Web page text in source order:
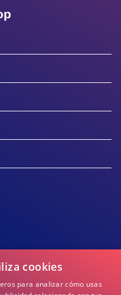
cookies
para analizar cómo usas